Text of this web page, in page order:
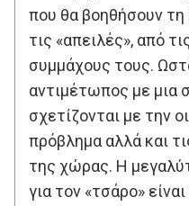
που θα βοηθήσουν
τις «απειλές», από
συμμάχους τους.
αντιμέτωπος με μια
σχετίζονται με την
πρόβλημα αλλά και
της χώρας. Η
για τον «τσάρο»